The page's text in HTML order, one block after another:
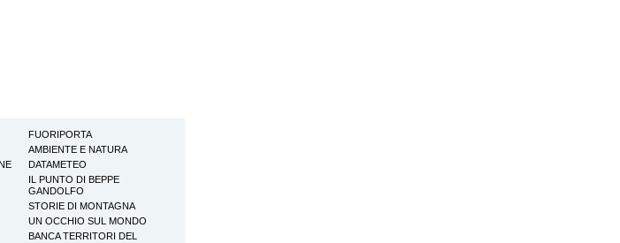
FUORIPORTA
AMBIENTE E NATURA
DATAMETEO
IL PUNTO DI BEPPE
GANDOLFO
STORIE DI MONTAGNA
UN OCCHIO SUL MONDO
BANCA TERRITORI DEL